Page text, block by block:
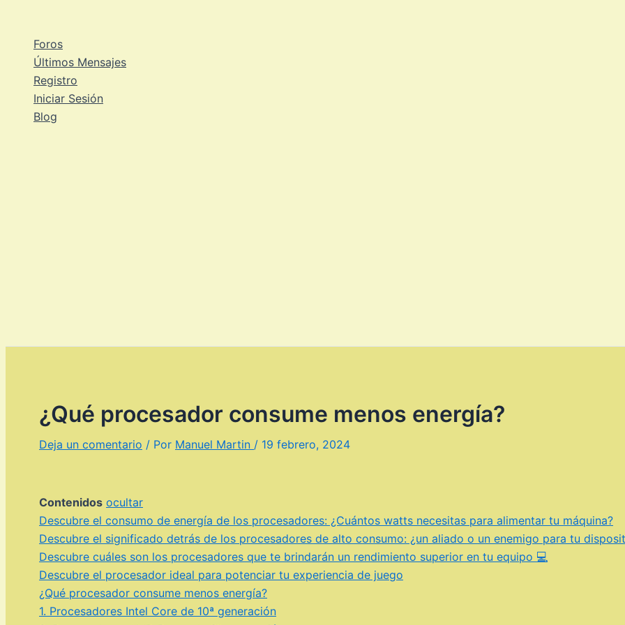
contenido
Foros
Últimos Mensajes
Registro
Iniciar Sesión
Blog
¿Qué procesador consume menos energía?
Deja un comentario / Por Manuel Martin / 19 febrero, 2024
Contenidos ocultar
Descubre el consumo de energía de los procesadores: ¿Cuántos watts necesitas para alimentar tu máquina?
Descubre el significado detrás de los procesadores de alto consumo: ¿un aliado o un enemigo para tu
Descubre cuáles son los procesadores que te brindarán un rendimiento superior en tu equipo 💻
Descubre el procesador ideal para potenciar tu experiencia de juego
¿Qué procesador consume menos energía?
1. Procesadores Intel Core de 10ª generación